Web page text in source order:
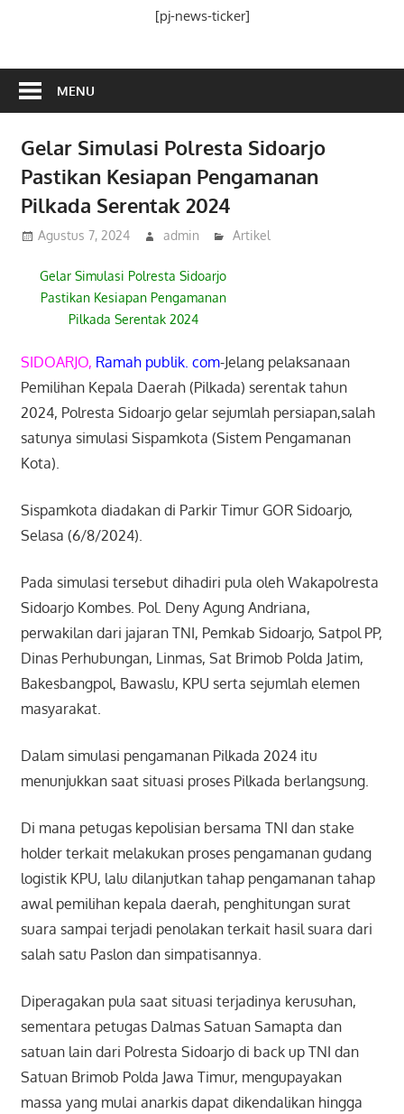
[pj-news-ticker]
MENU
Gelar Simulasi Polresta Sidoarjo
Pastikan Kesiapan Pengamanan
Pilkada Serentak 2024
Agustus 7, 2024 admin Artikel
Gelar Simulasi Polresta Sidoarjo
Pastikan Kesiapan Pengamanan
Pilkada Serentak 2024
SIDOARJO, Ramah publik. com-Jelang pelaksanaan
Pemilihan Kepala Daerah (Pilkada) serentak tahun
2024, Polresta Sidoarjo gelar sejumlah persiapan,salah
satunya simulasi Sispamkota (Sistem Pengamanan
Kota).
Sispamkota diadakan di Parkir Timur GOR Sidoarjo,
Selasa (6/8/2024).
Pada simulasi tersebut dihadiri pula oleh Wakapolresta
Sidoarjo Kombes. Pol. Deny Agung Andriana,
perwakilan dari jajaran TNI, Pemkab Sidoarjo, Satpol PP,
Dinas Perhubungan, Linmas, Sat Brimob Polda Jatim,
Bakesbangpol, Bawaslu, KPU serta sejumlah elemen
masyarakat.
Dalam simulasi pengamanan Pilkada 2024 itu
menunjukkan saat situasi proses Pilkada berlangsung.
Di mana petugas kepolisian bersama TNI dan stake
holder terkait melakukan proses pengamanan gudang
logistik KPU, lalu dilanjutkan tahap pengamanan tahap
awal pemilihan kepala daerah, penghitungan surat
suara sampai terjadi penolakan terkait hasil suara dari
salah satu Paslon dan simpatisannya.
Diperagakan pula saat situasi terjadinya kerusuhan,
sementara petugas Dalmas Satuan Samapta dan
satuan lain dari Polresta Sidoarjo di back up TNI dan
Satuan Brimob Polda Jawa Timur, mengupayakan
massa yang mulai anarkis dapat dikendalikan hingga